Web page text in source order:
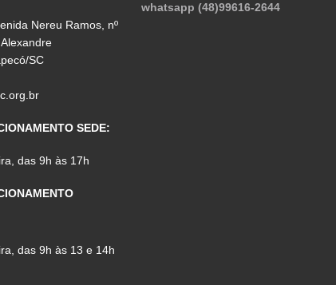
Nereu Ramos, nº
SC
SEDE:
das 9h às 17h
das 9h às 13 e 14h
whatsapp (48)99616-2644